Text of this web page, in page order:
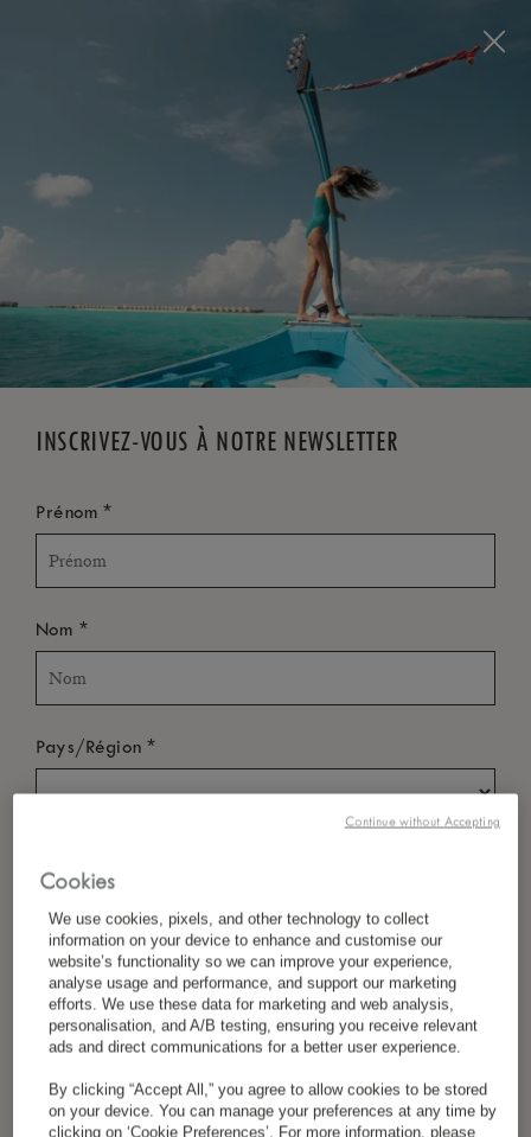
to enhance your experience
and make your visit easier and more comfortable.
RÉSERVEZ MAINTENANT
ANNULATION GRATUITE
INSCRIVEZ-VOUS À NOTRE NEWSLETTER
Prénom*
Nom *
Pays/Région*
E-Mail*
J'ai lu et accepté la politique de confidentialité *
Cookies
We use cookies, pixels, and other technology to collect
information on your device to enhance and customise our
website’s functionality so we can improve your experience,
analyse usage and performance, and support our marketing
efforts. We use these data for marketing and web analysis,
personalisation, and A/B testing, ensuring you receive relevant
ads and direct communications for a better user experience.
By clicking “Accept All,” you agree to allow cookies to be stored
on your device. You can manage your preferences at any time by
clicking on ‘Cookie Preferences’. For more information, please
Continue without Accepting